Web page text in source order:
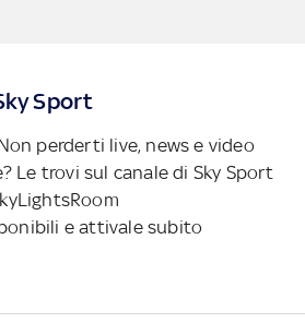
Sport
perderti live, news e video
Le trovi sul canale di Sky Sport
e attivale subito